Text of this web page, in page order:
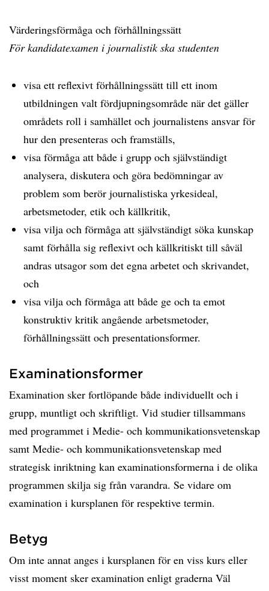
Värderingsförmåga och förhållningssätt
För kandidatexamen i journalistik ska studenten
visa ett reflexivt förhållningssätt till ett inom
utbildningen valt fördjupningsområde när det gäller
områdets roll i samhället och journalistens ansvar för
hur den presenteras och framställs,
visa förmåga att både i grupp och självständigt
analysera, diskutera och göra bedömningar av
problem som berör journalistiska yrkesideal,
arbetsmetoder, etik och källkritik,
visa vilja och förmåga att självständigt söka kunskap
samt förhålla sig reflexivt och källkritiskt till såväl
andras utsagor som det egna arbetet och skrivandet,
och
visa vilja och förmåga att både ge och ta emot
konstruktiv kritik angående arbetsmetoder,
förhållningssätt och presentationsformer.
Examinationsformer
Examination sker fortlöpande både individuellt och i
grupp, muntligt och skriftligt. Vid studier tillsammans
med programmet i Medie- och kommunikationsvetenskap
samt Medie- och kommunikationsvetenskap med
strategisk inriktning kan examinationsformerna i de olika
programmen skilja sig från varandra. Se vidare om
examination i kursplanen för respektive termin.
Betyg
Om inte annat anges i kursplanen för en viss kurs eller
visst moment sker examination enligt graderna Väl